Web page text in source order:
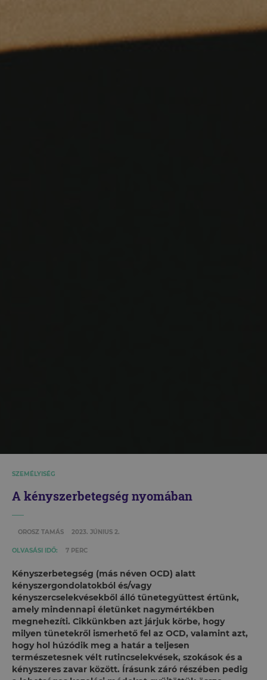
SZEMÉLYISÉG
A kényszerbetegség nyomában
OROSZ TAMÁS 2023. JÚNIUS 2.
OLVASÁSI IDŐ: 7 PERC
Kényszerbetegség (más néven OCD) alatt
kényszergondolatokból és/vagy
kényszercselekvésekből álló tünetegyüttest értünk,
amely mindennapi életünket nagymértékben
megnehezíti. Cikkünkben azt járjuk körbe, hogy
milyen tünetekről ismerhető fel az OCD, valamint azt,
hogy hol húzódik meg a határ a teljesen
természetesnek vélt rutincselekvések, szokások és a
kényszeres zavar között. Írásunk záró részében pedig